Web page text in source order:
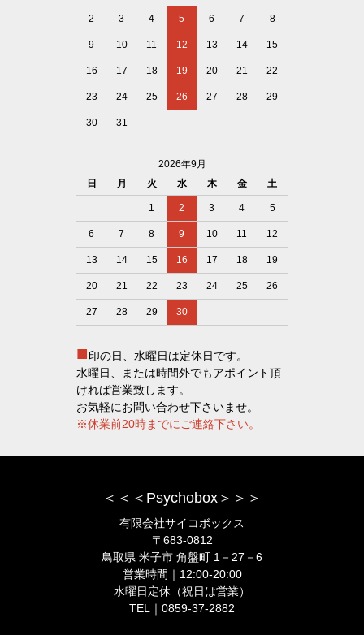
2 3 4 5 6 7 8
9 10 11 12 13 14 15
16 17 18 19 20 21 22
23 24 25 26 27 28 29
30 31
2026年9月
日
月 火 水 木 金 土
1 2 3 4 5
6 7 8 9 10 11 12
13 14 15 16 17 18 19
20 21 22 23 24 25 26
27 28 29 30
■印の日、水曜日は定休日です。
水曜日、または時間外でもアポイント頂
ければ営業致します。
お気軽にお問い合わせ下さいませ。
※休業前20時までにご連絡下さい。
＜＜＜Psychobox＞＞＞
有限会社サイコボックス
〒683-0812
鳥取県 米子市 角盤町 1－27－6
営業時間｜12:00-20:00
水曜日定休（祝日は営業）
TEL｜0859-37-2882